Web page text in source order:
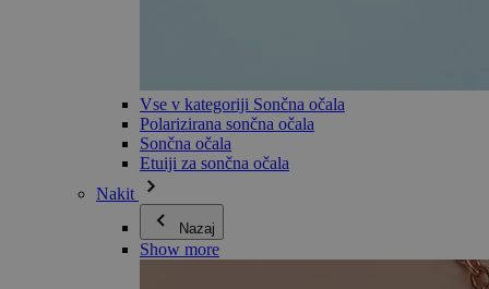
Vse v kategoriji Sončna očala
Polarizirana sončna očala
Sončna očala
Etuiji za sončna očala
Nakit
Nazaj
Show more